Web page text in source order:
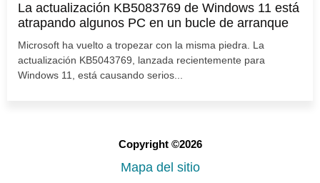
La actualización KB5083769 de Windows 11 está
atrapando algunos PC en un bucle de arranque
Microsoft ha vuelto a tropezar con la misma piedra. La
actualización KB5043769, lanzada recientemente para
Windows 11, está causando serios...
Copyright ©2026
Mapa del sitio